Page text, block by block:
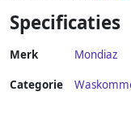
Specificaties
Merk Mondiaz
Categorie